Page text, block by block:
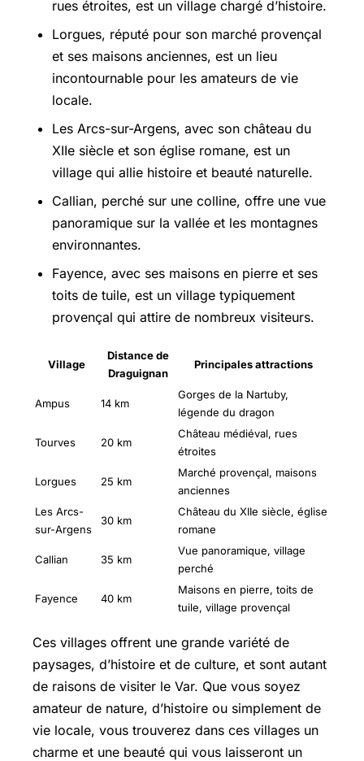
rues étroites, est un village chargé d’histoire.
Lorgues, réputé pour son marché provençal
et ses maisons anciennes, est un lieu
incontournable pour les amateurs de vie
locale.
Les Arcs-sur-Argens, avec son château du
XIIe siècle et son église romane, est un
village qui allie histoire et beauté naturelle.
Callian, perché sur une colline, offre une vue
panoramique sur la vallée et les montagnes
environnantes.
Fayence, avec ses maisons en pierre et ses
toits de tuile, est un village typiquement
provençal qui attire de nombreux visiteurs.
Village
Distance de
Draguignan
Principales attractions
Ampus 14 km
Gorges de la Nartuby,
légende du dragon
Tourves 20 km
Château médiéval, rues
étroites
Lorgues 25 km
Marché provençal, maisons
anciennes
Les Arcs-
sur-Argens
30 km
Château du XIIe siècle, église
romane
Callian 35 km
Vue panoramique, village
perché
Fayence 40 km
Maisons en pierre, toits de
tuile, village provençal
Ces villages offrent une grande variété de
paysages, d’histoire et de culture, et sont autant
de raisons de visiter le Var. Que vous soyez
amateur de nature, d’histoire ou simplement de
vie locale, vous trouverez dans ces villages un
charme et une beauté qui vous laisseront un